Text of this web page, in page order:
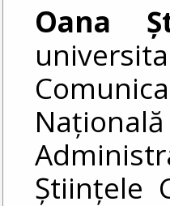
Oana
Științele